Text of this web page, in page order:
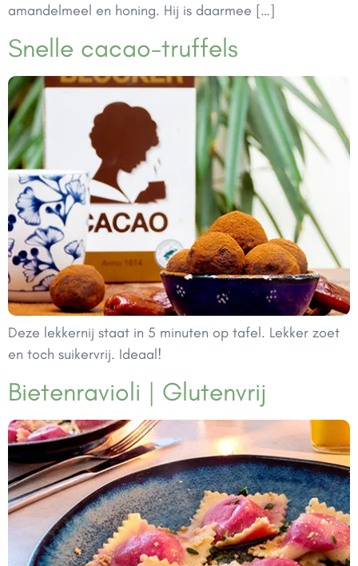
amandelmeel en honing. Hij is daarmee […]
Snelle cacao-truffels⁠
Deze lekkernij staat in 5 minuten op tafel. Lekker zoet
en toch suikervrij. Ideaal!
Bietenravioli | Glutenvrij